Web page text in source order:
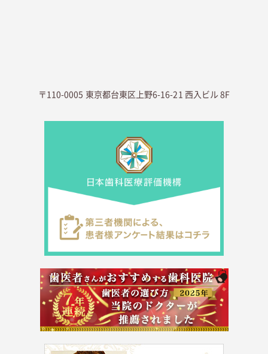
〒110-0005 東京都台東区上野6-16-21 西入ビル 8F